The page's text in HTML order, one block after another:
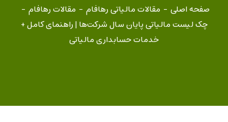
صفحه اصلی مقالات مالیاتی رهافام
مقالات رهافام
چک لیست مالیاتی پایان سال شرکت‌ها | راهنمای کامل +
خدمات حسابداری مالیاتی